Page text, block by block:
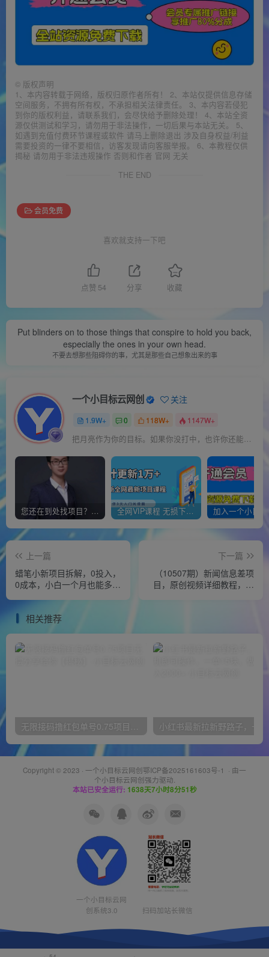
© 版权声明
1、本内容转载于网络，版权归原作者所有！ 2、本站仅提供信息存储
空间服务，不拥有所有权，不承担相关法律责任。 3、本内容若侵犯
到你的版权利益，请联系我们，会尽快给予删除处理！ 4、本站全资
源仅供测试和学习，请勿用于非法操作，一切后果与本站无关。 5、
如遇到充值付费环节课程或软件 请马上删除退出 涉及自身权益/利益
需要投资的一律不要相信，访客发现请向客服举报。 6、本教程仅供
揭秘 请勿用于非法违规操作 否则和作者 官网 无关
THE END
会员免费
喜欢就支持一下吧
点赞 54 分享 收藏
Put blinders on to those things that conspire to hold you back,
especially the ones in your own head.
不要去想那些阻碍你的事，尤其是那些自己想象出来的事
一个小目标云网创 关注
1.9W+ 0 118W+ 1147W+
把月亮作为你的目标。如果你没打中，也许你还能打中星星
您还在到处找项目？还在当韭菜？我靠经营“一个小目标网创商城”年入百W+，曾经我也负债累累! 全网VIP课程 无损下载~
上一篇
蜡笔小新项目拆解，0投入，
0成本，小白一个月也能多赚
下一篇
（10507期）新闻信息差项
目，原创视频详细教程，新
相关推荐
Copyright © 2023 · 一个小目标云网创鄂ICP备2025161603号-1 · 由一
个小目标云网创强力驱动.
本站已安全运行: 1638天7小时8分51秒
一个小目标云网
创系统3.0
扫码加站长微信